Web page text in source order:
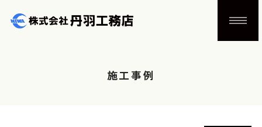
施工事例